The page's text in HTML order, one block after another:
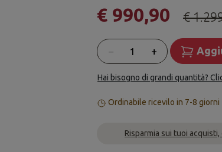
€ 990,90 €
Quantità
− +
Hai bisogno di grandi quantità?
Ordinabile ricevilo in 7-8 giorni
Risparmia sui tuoi